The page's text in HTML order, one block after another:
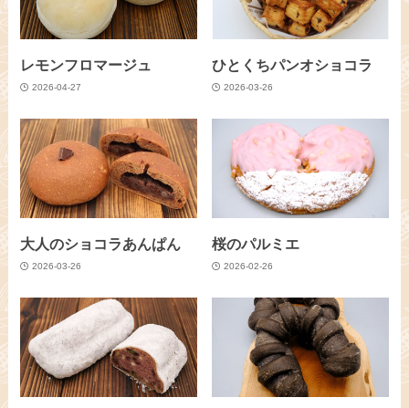
レモンフロマージュ
2026-04-27
ひとくちパンオショコラ
2026-03-26
大人のショコラあんぱん
2026-03-26
桜のパルミエ
2026-02-26